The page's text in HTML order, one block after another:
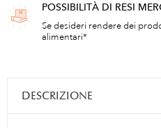
POSSIBILITÀ DI RESI
Se desideri rendere dei
alimentari*
DESCRIZIONE